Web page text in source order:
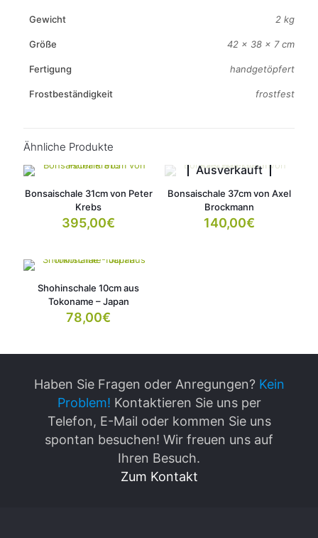
Gewicht 2 kg
Größe 42 × 38 × 7 cm
Fertigung handgetöpfert
Frostbeständigkeit frostfest
Ähnliche Produkte
Bonsaischale 31cm von Peter
Krebs
395,00€
Ausverkauft
Bonsaischale 37cm von Axel
Brockmann
140,00€
Shohinschale 10cm aus
Tokoname – Japan
78,00€
Haben Sie Fragen oder Anregungen? Kein
Problem! Kontaktieren Sie uns per
Telefon, E-Mail oder kommen Sie uns
spontan besuchen! Wir freuen uns auf
Ihren Besuch.
Zum Kontakt